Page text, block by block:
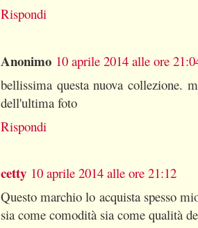
Rispondi
Anonimo 10 aprile 2014 alle ore
bellissima questa nuova collezione.
dell'ultima foto
Rispondi
cetty 10 aprile 2014 alle ore 21:12
Questo marchio lo acquista spesso
sia come comodità sia come qualità